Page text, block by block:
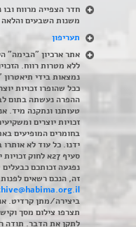
משנות השבעים
תעריפון
אתר ארכיון "הבימה"
ללא מטרות רווח.
נמצאות בידי
ככל שהופרו זכויות
ההפרה נעשתה בתום
טעותנו ונתקנה מיד.
זכויות יוצרים
בחומרים המופיעים
ידנו. כל עוד לא
נפגעה זכותכם
זה, הנכם רשאים
ביצירה/מתן קרדיט.
תצרפו צילום מסך
לתקן את הדבר. תודה